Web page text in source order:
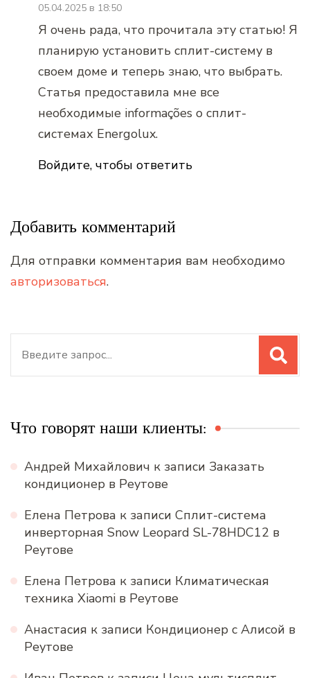
05.04.2025 в 18:50
Войдите, чтобы ответить
Я очень рада, что прочитала эту статью! Я
планирую установить сплит-систему в
своем доме и теперь знаю, что выбрать.
Статья предоставила мне все
необходимые informações о сплит-
системах Energolux.
Добавить комментарий
Для отправки комментария вам необходимо
авторизоваться.
Что говорят наши клиенты:
Андрей Михайлович к записи Заказать
кондиционер в Реутове
Елена Петрова к записи Сплит-система
инверторная Snow Leopard SL-78HDC12 в
Реутове
Елена Петрова к записи Климатическая
техника Xiaomi в Реутове
Анастасия к записи Кондиционер с Алисой в
Реутове